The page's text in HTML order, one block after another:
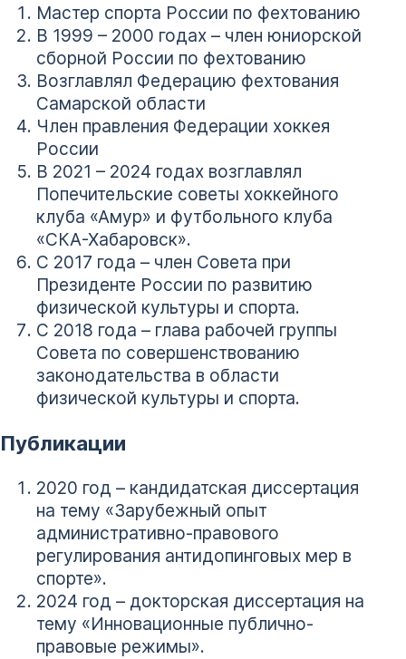
Мастер спорта России по фехтованию
В 1999 – 2000 годах – член юниорской
сборной России по фехтованию
Возглавлял Федерацию фехтования
Самарской области
Член правления Федерации хоккея
России
В 2021 – 2024 годах возглавлял
Попечительские советы хоккейного
клуба «Амур» и футбольного клуба
«СКА-Хабаровск».
С 2017 года – член Совета при
Президенте России по развитию
физической культуры и спорта.
С 2018 года – глава рабочей группы
Совета по совершенствованию
законодательства в области
физической культуры и спорта.
Публикации
2020 год – кандидатская диссертация
на тему «Зарубежный опыт
административно-правового
регулирования антидопинговых мер в
спорте».
2024 год – докторская диссертация на
тему «Инновационные публично-
правовые режимы».